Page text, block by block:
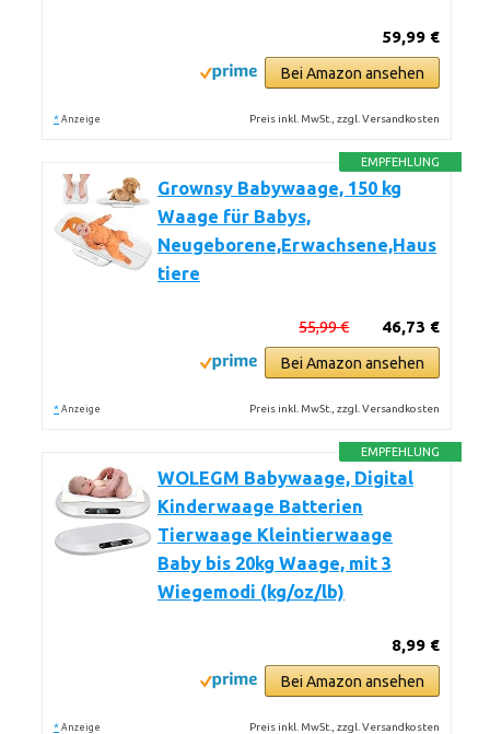
59,99 €
Bei Amazon ansehen
* Anzeige Preis inkl. MwSt., zzgl. Versandkosten
EMPFEHLUNG
Grownsy Babywaage, 150 kg
Waage für Babys,
Neugeborene,Erwachsene,Haus
tiere
46,73 €
55,99 €
Bei Amazon ansehen
* Anzeige Preis inkl. MwSt., zzgl. Versandkosten
EMPFEHLUNG
WOLEGM Babywaage, Digital
Kinderwaage Batterien
Tierwaage Kleintierwaage
Baby bis 20kg Waage, mit 3
Wiegemodi (kg/oz/lb)
8,99 €
Bei Amazon ansehen
* Anzeige Preis inkl. MwSt., zzgl. Versandkosten